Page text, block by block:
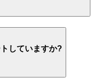
していますか?